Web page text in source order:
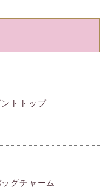
トトップ
グチャーム